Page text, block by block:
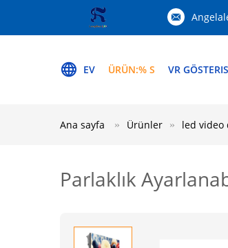
EV ÜRÜN:% S VR
Ana sayfa Ürünler led video
Parlaklık